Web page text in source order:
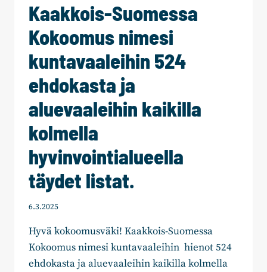
Kaakkois-Suomessa
Kokoomus nimesi
kuntavaaleihin 524
ehdokasta ja
aluevaaleihin kaikilla
kolmella
hyvinvointialueella
täydet listat.
6.3.2025
Hyvä kokoomusväki! Kaakkois-Suomessa
Kokoomus nimesi kuntavaaleihin hienot 524
ehdokasta ja aluevaaleihin kaikilla kolmella